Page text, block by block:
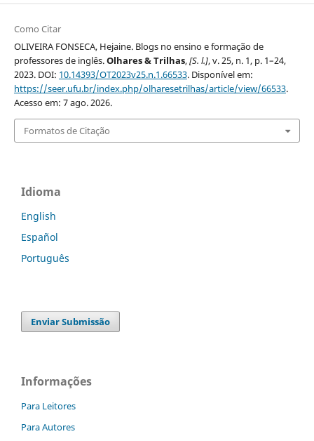
Como Citar
OLIVEIRA FONSECA, Hejaine. Blogs no ensino e formação de
professores de inglês.Olhares & Trilhas,[S. l.], v. 25, n. 1, p. 1–24,
2023. DOI: 10.14393/OT2023v25.n.1.66533. Disponível em:
https://seer.ufu.br/index.php/olharesetrilhas/article/view/66533.
Acesso em: 7 ago. 2026.
Formatos de Citação
Idioma
English
Español
Português
Enviar Submissão
Informações
Para Leitores
Para Autores